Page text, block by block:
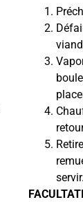
servir.